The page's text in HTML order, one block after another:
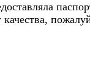
качества,